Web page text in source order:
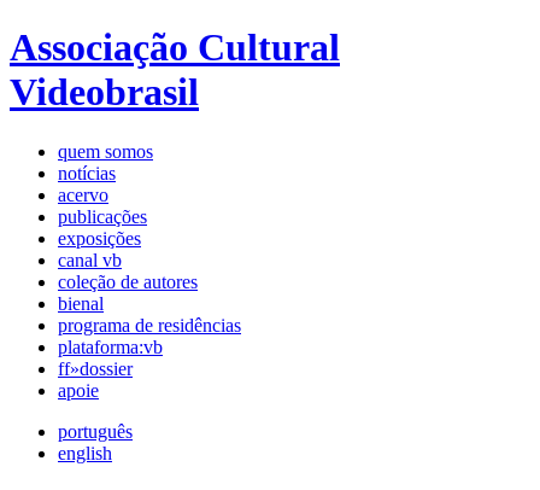
Associação Cultural
Videobrasil
quem somos
notícias
acervo
publicações
exposições
canal vb
coleção de autores
bienal
programa de residências
plataforma:vb
ff»dossier
apoie
português
english